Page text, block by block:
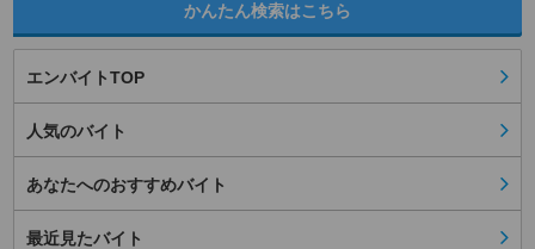
かんたん検索はこちら
エンバイトTOP
人気のバイト
あなたへのおすすめバイト
最近見たバイト